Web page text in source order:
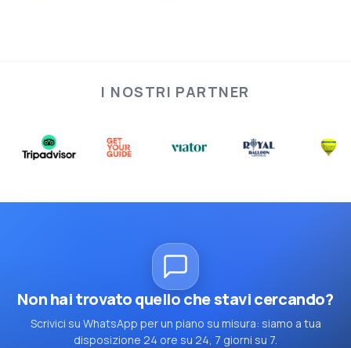
I NOSTRI PARTNER
Non hai trovato quello che stavi cercando?
Scrivici su WhatsApp per un piano su misura: siamo a tua
disposizione 24 ore su 24, 7 giorni su 7.